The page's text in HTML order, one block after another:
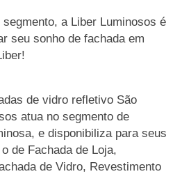
a Liber Luminosos é
seu sonho de fachada em
de vidro refletivo São
atua no segmento de
e disponibiliza para seus
de Fachada de Loja,
de Vidro, Revestimento